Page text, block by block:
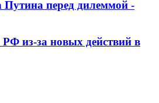
Путина перед дилеммой -
из-за новых действий в